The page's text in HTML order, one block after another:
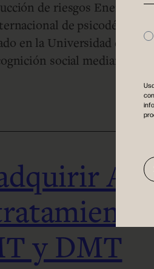
de riesgos Energy
de psicodélicos
en la Universidad de
social mediante
y DMT